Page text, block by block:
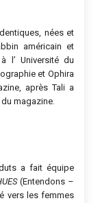
nées et
américain et
l’ Université du
et Ophira
après Tali a
magazine.
a fait équipe
(Entendons –
vers les femmes